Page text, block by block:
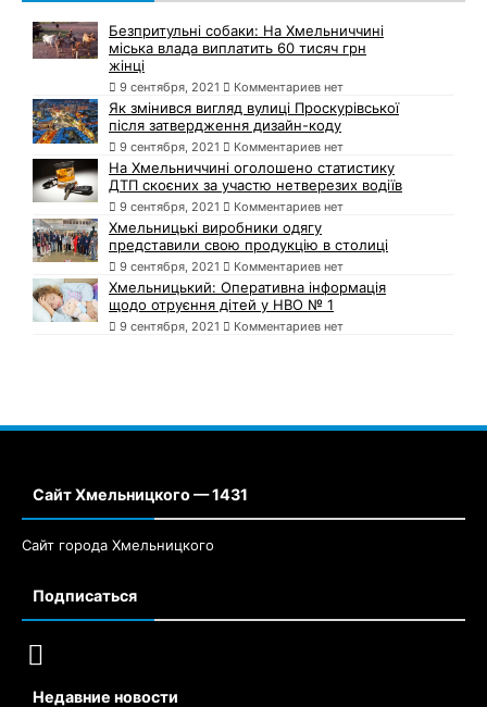
Безпритульні собаки: На Хмельниччині
міська влада виплатить 60 тисяч грн
жінці
9 сентября, 2021 Комментариев нет
Як змінився вигляд вулиці Проскурівської
після затвердження дизайн-коду
9 сентября, 2021 Комментариев нет
На Хмельниччині оголошено статистику
ДТП скоєних за участю нетверезих водіїв
9 сентября, 2021 Комментариев нет
Хмельницькі виробники одягу
представили свою продукцію в столиці
9 сентября, 2021 Комментариев нет
Хмельницький: Оперативна інформація
щодо отруєння дітей у НВО № 1
9 сентября, 2021 Комментариев нет
Сайт Хмельницкого — 1431
Сайт города Хмельницкого
Подписаться
Недавние новости